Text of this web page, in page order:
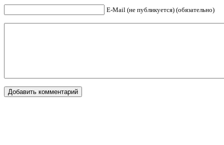
E-Mail (не публикуется) (обязательно)